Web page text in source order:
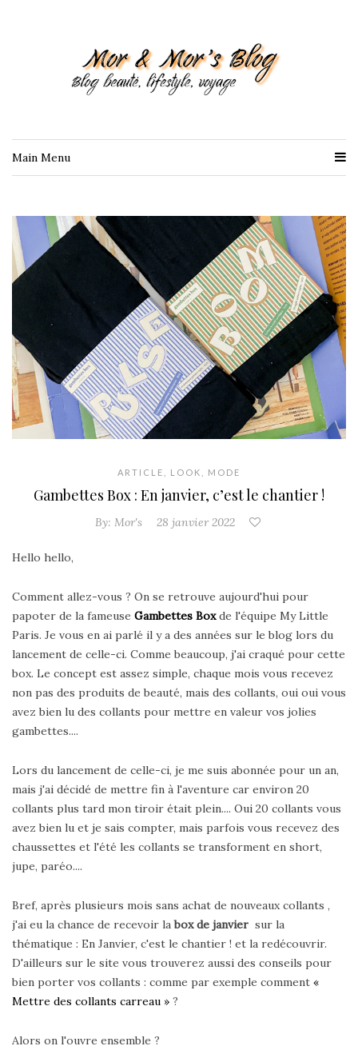
Main Menu
ARTICLE LOOK MODE
Gambettes Box : En janvier, c’est le chantier !
By: Mor's 28 janvier 2022
Hello hello,
Comment allez-vous ? On se retrouve aujourd'hui pour
papoter de la fameuse Gambettes Boxde l'équipe My Little
Paris. Je vous en ai parlé il y a des années sur le blog lors du
lancement de celle-ci. Comme beaucoup, j'ai craqué pour cette
box. Le concept est assez simple, chaque mois vous recevez
non pas des produits de beauté, mais des collants, oui oui vous
avez bien lu des collants pour mettre en valeur vos jolies
gambettes....
Lors du lancement de celle-ci, je me suis abonnée pour un an,
mais j'ai décidé de mettre fin à l'aventure car environ 20
collants plus tard mon tiroir était plein.... Oui 20 collants vous
avez bien lu et je sais compter, mais parfois vous recevez des
chaussettes et l'été les collants se transforment en short,
jupe, paréo....
Bref, après plusieurs mois sans achat de nouveaux collants ,
j'ai eu la chance de recevoir labox de janvier sur la
thématique : En Janvier, c'est le chantier ! et la redécouvrir.
D'ailleurs sur le site vous trouverez aussi des conseils pour
bien porter vos collants : comme par exemple comment «
Mettre des collants carreau » ?
Alors on l'ouvre ensemble ?